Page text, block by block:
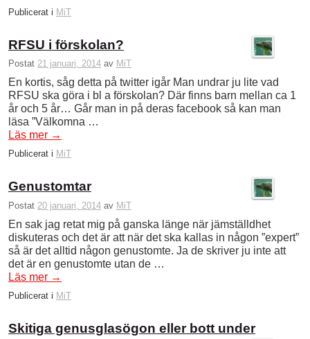
Publicerat i MiT
RFSU i förskolan?
Postat 21 januari, 2014 av MiT
En kortis, såg detta på twitter igår Man undrar ju lite vad
RFSU ska göra i bl a förskolan? Där finns barn mellan ca 1
år och 5 år… Går man in på deras facebook så kan man
läsa ”Välkomna …
Läs mer →
Publicerat i MiT
Genustomtar
Postat 20 januari, 2014 av MiT
En sak jag retat mig på ganska länge när jämställdhet
diskuteras och det är att när det ska kallas in någon ”expert”
så är det alltid någon genustomte. Ja de skriver ju inte att
det är en genustomte utan de …
Läs mer →
Publicerat i MiT
Skitiga genusglasögon eller bott under